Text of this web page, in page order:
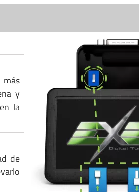
y
la
de